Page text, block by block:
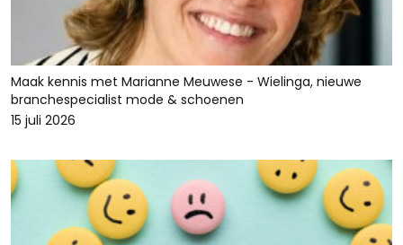
Maak kennis met Marianne Meuwese - Wielinga, nieuwe
branchespecialist mode & schoenen
15 juli 2026